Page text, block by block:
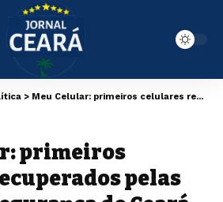
> Meu Celular: primeiros celulares recuperados pelas Forças de Segurança do Ceará são entregues em Fortaleza
primeiros
pelas